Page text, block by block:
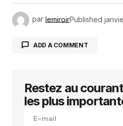
par lemiroirPublished
ADD A COMMENT
Votre adresse e-mail ne
champs obligatoires sont
Restez au
les plus